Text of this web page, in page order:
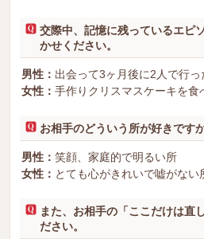
交際中、記憶に残っているエピ
かせください。
男性： 出会って3ヶ月後に2人で行っ
女性： 手作りクリスマスケーキを食
お相手のどういう所が好きです
男性： 笑顔、家庭的で明るい所
女性： とても心がきれいで嘘がない
また、お相手の「ここだけは直
ださい。